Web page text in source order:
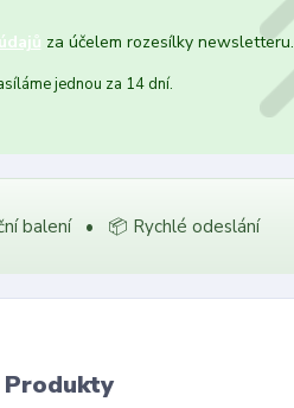
za účelem rozesílky newsletteru.
jednou za 14 dní.
balení • 📦 Rychlé odeslání
Produkty